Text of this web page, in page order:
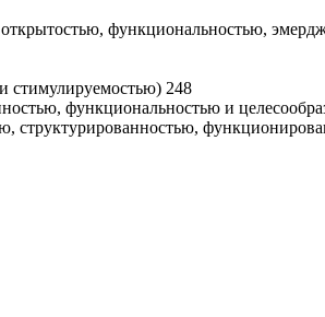
функциональностью,
стимулируемостью) 248
функциональностью и
структурированностью,